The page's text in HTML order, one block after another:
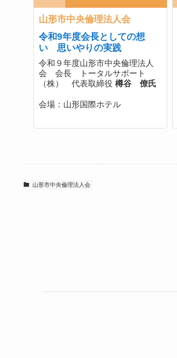
山形市中央倫理法人会
令和9年度会長としての想
い 思いやりの実践
令和９年度山形市中央倫理法人
会 会長 トータルサポート
（株） 代表取締役 樽谷 僚氏
会場： 山形国際ホテル
山形市中央倫理法人会